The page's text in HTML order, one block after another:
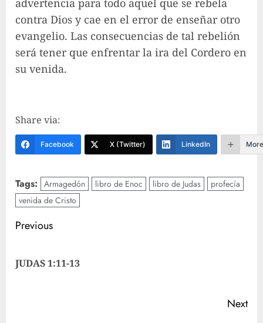
contra Dios y cae en el error de enseñar otro
evangelio. Las consecuencias de tal rebelión
será tener que enfrentar la ira del Cordero en
su venida.
Share via:
Facebook X (Twitter) LinkedIn More
Tags: Armagedón libro de Enoc libro de Judas
profecía
venida de Cristo
Post
Previous
JUDAS 1:11-13
Next